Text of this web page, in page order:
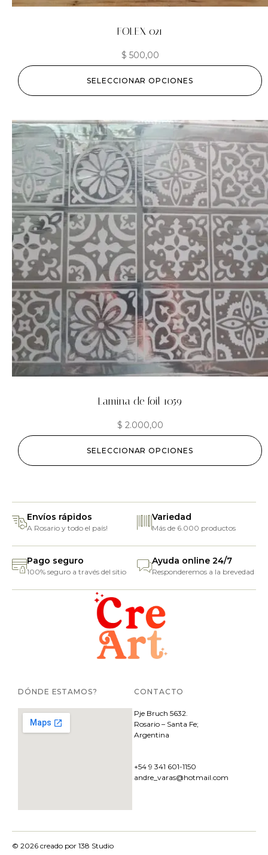
FOLEX 021
$ 500,00
SELECCIONAR OPCIONES
Lamina de foil 1059
$ 2.000,00
SELECCIONAR OPCIONES
Envíos rápidos
A Rosario y todo el país!
Variedad
Más de 6.000 productos
Pago seguro
100% seguro a través del sitio
Ayuda online 24/7
Responderemos a la brevedad
DÓNDE ESTAMOS? CONTACTO
Pje Bruch 5632.
Rosario – Santa Fe;
Argentina
+54 9 341 601-1150
andre_varas@hotmail.com
© 2026 creado por 138 Studio